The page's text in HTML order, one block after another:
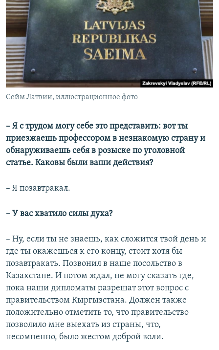
Сейм Латвии, иллюстрационное фото
– Я с трудом могу себе это представить: вот ты
приезжаешь профессором в незнакомую страну и
обнаруживаешь себя в розыске по уголовной
статье. Каковы были ваши действия?
– Я позавтракал.
– У вас хватило силы духа?
– Ну, если ты не знаешь, как сложится твой день и
где ты окажешься к его концу, стоит хотя бы
позавтракать. Позвонил в наше посольство в
Казахстане. И потом ждал, не могу сказать где,
пока наши дипломаты разрешат этот вопрос с
правительством Кыргызстана. Должен также
положительно отметить то, что правительство
позволило мне выехать из страны, что,
несомненно, было жестом доброй воли.